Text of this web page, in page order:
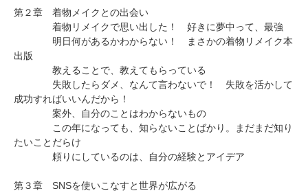
第２章 着物メイクとの出会い
着物リメイクで思い出した！ 好きに夢中って、最強
明日何があるかわからない！ まさかの着物リメイク本
出版
教えることで、教えてもらっている
失敗したらダメ、なんて言わないで！ 失敗を活かして
成功すればいいんだから！
案外、自分のことはわからないもの
この年になっても、知らないことばかり。まだまだ知り
たいことだらけ
頼りにしているのは、自分の経験とアイデア
第３章 SNSを使いこなすと世界が広がる